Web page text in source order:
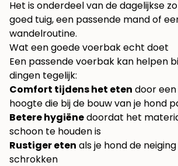
Het is onderdeel van de dagelijkse
goed tuig, een passende mand of
wandelroutine.
Wat een goede voerbak echt doet
Een passende voerbak kan helpen
dingen tegelijk:
Comfort tijdens het eten door
hoogte die bij de bouw van je hond
Betere hygiënedoordat het
schoon te houden is
Rustiger eten als je hond de
schrokken